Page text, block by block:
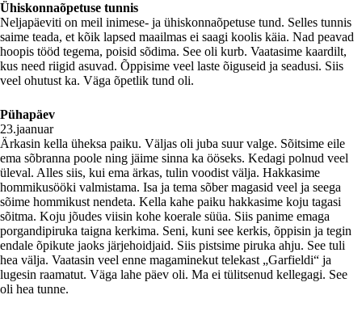
Ühiskonnaõpetuse tunnis
Neljapäeviti on meil inimese- ja ühiskonnaõpetuse tund. Selles tunnis
saime teada, et kõik lapsed maailmas ei saagi koolis käia. Nad peavad
hoopis tööd tegema, poisid sõdima. See oli kurb. Vaatasime kaardilt,
kus need riigid asuvad. Õppisime veel laste õiguseid ja seadusi. Siis
veel ohutust ka. Väga õpetlik tund oli.
Pühapäev
23.jaanuar
Ärkasin kella üheksa paiku. Väljas oli juba suur valge. Sõitsime eile
ema sõbranna poole ning jäime sinna ka ööseks. Kedagi polnud veel
üleval. Alles siis, kui ema ärkas, tulin voodist välja. Hakkasime
hommikusööki valmistama. Isa ja tema sõber magasid veel ja seega
sõime hommikust nendeta. Kella kahe paiku hakkasime koju tagasi
sõitma. Koju jõudes viisin kohe koerale süüa. Siis panime emaga
porgandipiruka taigna kerkima. Seni, kuni see kerkis, õppisin ja tegin
endale õpikute jaoks järjehoidjaid. Siis pistsime piruka ahju. See tuli
hea välja. Vaatasin veel enne magaminekut telekast „Garfieldi“ ja
lugesin raamatut. Väga lahe päev oli. Ma ei tülitsenud kellegagi. See
oli hea tunne.